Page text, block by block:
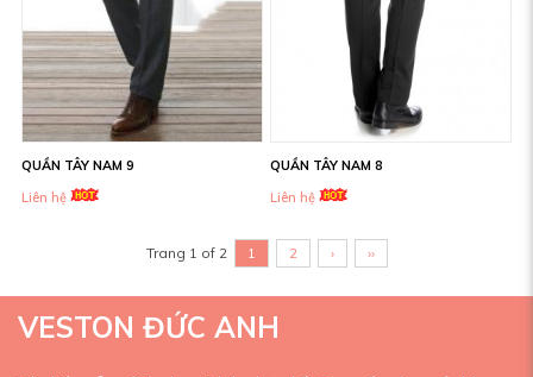
QUẦN TÂY NAM 9
Liên hệ
QUẦN TÂY NAM 8
Liên hệ
Trang 1 of 2 1 2 › ››
VESTON ĐỨC ANH